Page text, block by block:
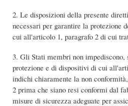
2. Le disposizioni della presente
necessari per garantire la protezione
cui all'articolo 1, paragrafo 2 di cui
3. Gli Stati membri non
protezione e di dispositivi di cui
indichi chiaramente la non
2 prima che siano resi conformi dal
misure di sicurezza adeguate per